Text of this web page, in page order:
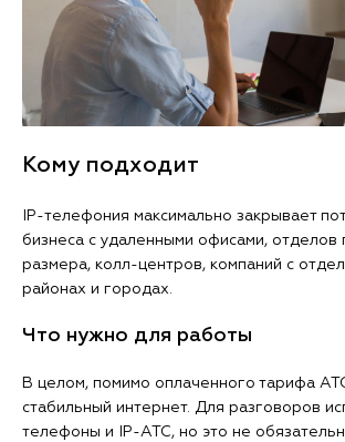
Кому подходит
IP-телефония максимально закрывает
бизнеса с удаленными офисами,
размера, колл-центров, компаний с
районах и городах.
Что нужно для работы
В целом, помимо оплаченного тарифа
стабильный интернет. Для разговоров
телефоны и IP-АТС, но это не